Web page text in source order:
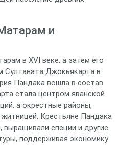
и
в XVI веке, а затем его
Султаната Джокьякарта в
Пандака вошла в состав
стала центром яванской
а окрестные районы,
Крестьяне Пандака
специи и другие
поддерживая экономику